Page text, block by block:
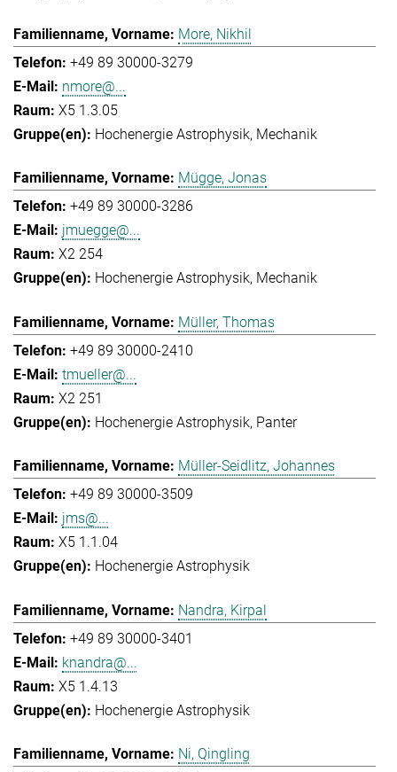
More, Nikhil
+49 89 30000-3279
nmore@...
X5 1.3.05
Hochenergie Astrophysik Mechanik
Mügge, Jonas
+49 89 30000-3286
jmuegge@...
X2 254
Hochenergie Astrophysik Mechanik
Müller, Thomas
+49 89 30000-2410
tmueller@...
X2 251
Hochenergie Astrophysik Panter
Müller-Seidlitz, Johannes
+49 89 30000-3509
jms@...
X5 1.1.04
Hochenergie Astrophysik
Nandra, Kirpal
+49 89 30000-3401
knandra@...
X5 1.4.13
Hochenergie Astrophysik
Ni, Qingling